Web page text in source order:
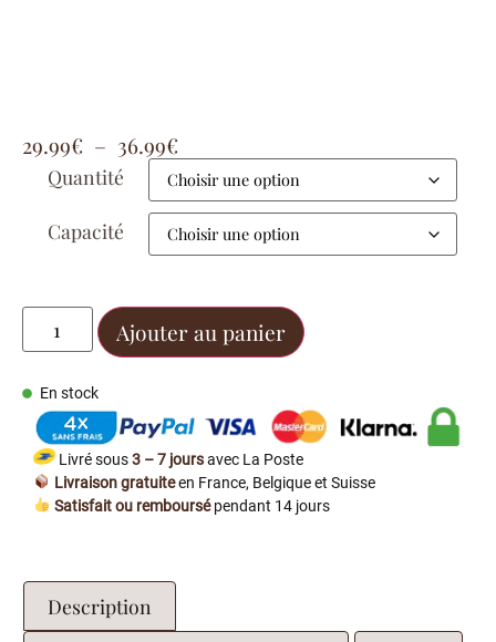
29.99€ – 36.99€
Quantité
Capacité
Ajouter au panier
En stock
Livré sous3 – 7 joursavec La Poste
Livraison gratuiteen France, Belgique et Suisse
Satisfait ou remboursépendant 14 jours
Description